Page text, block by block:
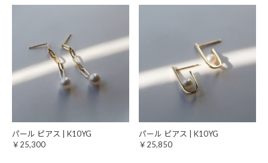
パール ピアス | K10YG
￥25,300
パール ピアス | K10YG
￥25,850